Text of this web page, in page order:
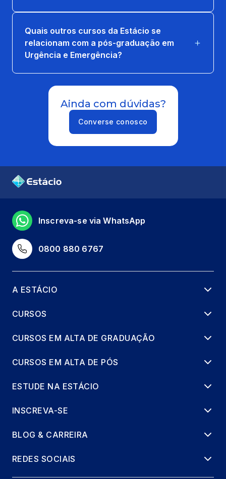
SALVAMENTO/ RESGATE VÍTIMAS
ESTRUTURAS COLAPSADAS
36 horas
SIMULADO DE ATENDIMENTO PRÉ-
HOSPITALAR
TRANSPORTE, TRANSFERÊNCIA E
REMOÇÕES DE PACIENTES
TÉCNICAS DE IMOBILIZAÇÕES DE
PACIENTES
15 horas
QUEIMADURAS
URGÊNCIAS E EMERGÊNCIAS GINECOL. E
15 horas
URGÊNCIAS E EMERGÊNCIAS NO
15 horas
Quais outros cursos da Estácio se
relacionam com a pós-graduação em
Urgência e Emergência?
Ainda com dúvidas?
Converse conosco
0800 880 6767
Inscreva-se via WhatsApp
A ESTÁCIO
CURSOS
CURSOS EM ALTA DE GRADUAÇÃO
CURSOS EM ALTA DE PÓS
ESTUDE NA ESTÁCIO
INSCREVA-SE
BLOG & CARREIRA
REDES SOCIAIS